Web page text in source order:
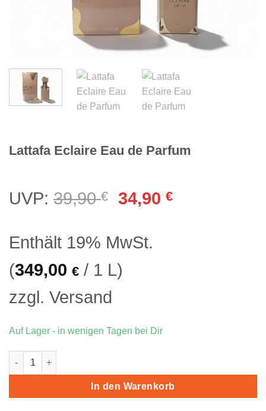
Lattafa Eclaire Eau de Parfum
UVP: 39,90€
Ursprünglicher
39,90 €
34,90 €Aktueller
Enthält 19% MwSt.
(349,00 € / 1 L)
zzgl. Versand
Auf Lager - in wenigen Tagen bei Dir
Lattafa Eclaire Eau de Parfum Menge
In den Warenkorb